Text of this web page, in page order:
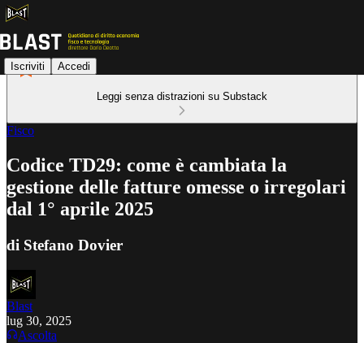
Iscriviti Accedi
Leggi senza distrazioni su Substack
Fisco
Codice TD29: come è cambiata la
gestione delle fatture omesse o irregolari
dal 1° aprile 2025
di Stefano Dovier
Blast
lug 30, 2025
Ascolta